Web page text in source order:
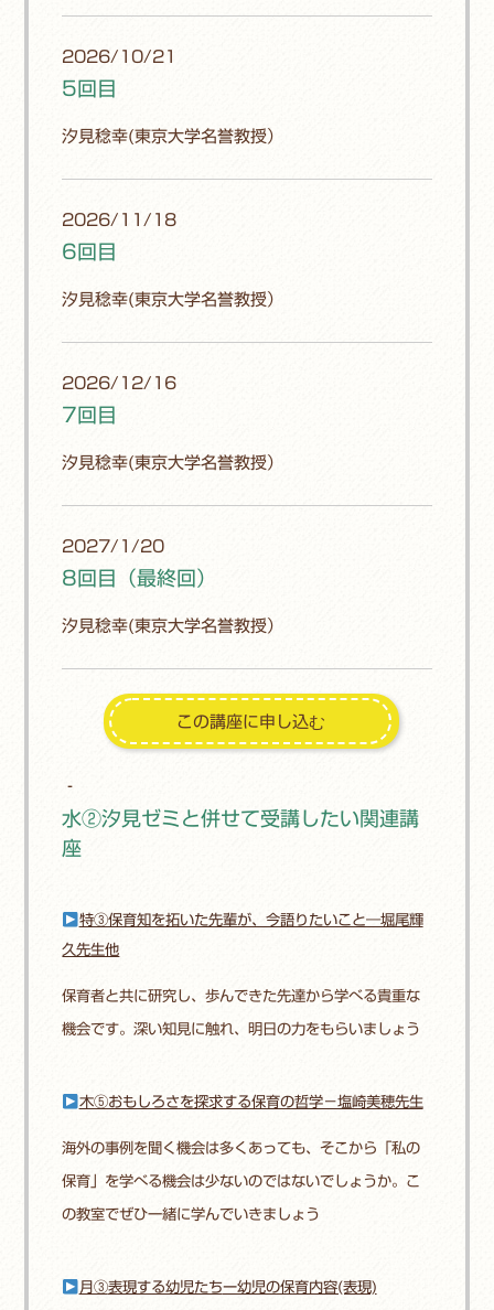
2026/10/21
5回目
汐見稔幸(東京大学名誉教授）
2026/11/18
6回目
汐見稔幸(東京大学名誉教授）
2026/12/16
7回目
汐見稔幸(東京大学名誉教授）
2027/1/20
8回目（最終回）
汐見稔幸(東京大学名誉教授）
‐
水②汐見ゼミと併せて受講したい関連講
座
特③保育知を拓いた先輩が、今語りたいこと―堀尾輝
久先生他
保育者と共に研究し、歩んできた先達から学べる貴重な
機会です。深い知見に触れ、明日の力をもらいましょう
木⑤おもしろさを探求する保育の哲学－塩崎美穂先生
海外の事例を聞く機会は多くあっても、そこから「私の
保育」を学べる機会は少ないのではないでしょうか。こ
の教室でぜひ一緒に学んでいきましょう
月③表現する幼児たちー幼児の保育内容(表現)